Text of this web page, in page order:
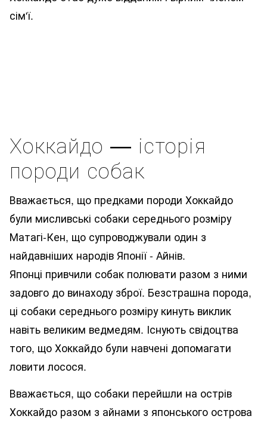
сім'ї.
Хоккайдо — історія
породи собак
Вважається, що предками породи Хоккайдо
були мисливські собаки середнього розміру
Матагі-Кен, що супроводжували один з
найдавніших народів Японії - Айнів.
Японці привчили собак полювати разом з ними
задовго до винаходу зброї. Безстрашна порода,
ці собаки середнього розміру кинуть виклик
навіть великим ведмедям. Існують свідоцтва
того, що Хоккайдо були навчені допомагати
ловити лосося.
Вважається, що собаки перейшли на острів
Хоккайдо разом з айнами з японського острова